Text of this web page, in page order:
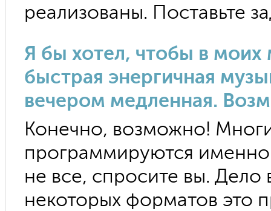
реализованы. Поставьте
Я бы хотел, чтобы в моих
быстрая энергичная
вечером медленная.
Конечно, возможно!
программируются
не все, спросите вы. Дело
некоторых форматов это